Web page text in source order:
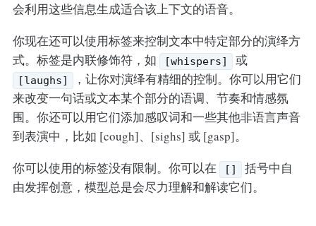
会利用这些信息生成适合该上下文的语音。
你现在还可以使用标签来控制文本中特定部分的演绎方
式。标签是内联修饰符，如
[whispers] 或
[laughs]
，让你对演绎有精细的控制。你可以用它们
来改变一句话或文本某个部分的语调、节奏和情感氛
围。你还可以用它们添加感叹词和一些其他非语言声音
到表演中，比如 [cough]、[sighs] 或 [gasp]。
你可以使用的标签没有限制。你可以在
[]
括号中自
由发挥创意，模型总是会尽力理解和解读它们。